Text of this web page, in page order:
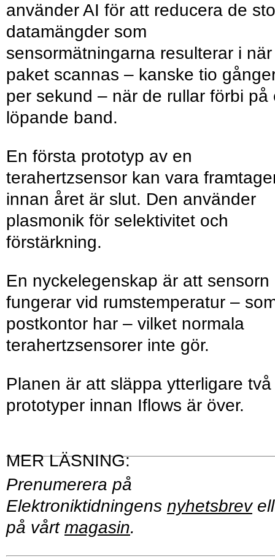
använder AI för att reducera de
datamängder som
sensormätningarna resulterar i när
paket scannas – kanske tio
per sekund – när de rullar förbi på
löpande band.
En första prototyp av en
terahertzsensor kan vara
innan året är slut. Den använder
plasmonik för selektivitet och
förstärkning.
En nyckelegenskap är att sensorn
fungerar vid rumstemperatur –
postkontor har – vilket normala
terahertzsensorer inte gör.
Planen är att släppa ytterligare två
prototyper innan Iflows är över.
Prenumerera på
Elektroniktidningens nyhetsbrev
på vårt magasin.